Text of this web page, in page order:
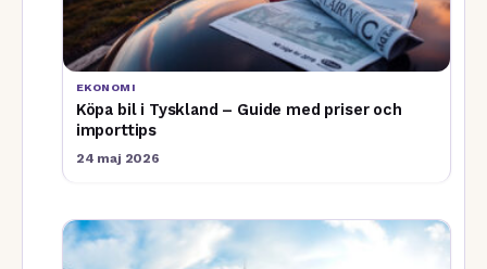
EKONOMI
Köpa bil i Tyskland – Guide med priser och
importtips
24 maj 2026